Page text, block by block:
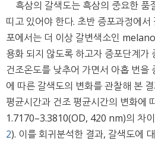
흑삼의 갈색도는 흑삼의 중요한 품
띠고 있어야 한다. 초반 증포과정에
포에서는 더 이상 갈변색소인
용화 되지 않도록 하고자 증포단계가
건조온도를 낮추어 가면서 아홉 번을
에 따른 갈색도의 변화를 관찰해 본
평균시간과 건조 평균시간의 변화에
1.7170–3.3810(OD, 420 nm)의 차
2). 이를 회귀분석한 결과, 갈색도에